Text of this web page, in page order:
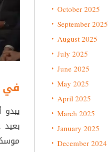
في
October 2025
September 2025
August 2025
July 2025
June 2025
May 2025
April 2025
March 2025
January 2025
December 2024